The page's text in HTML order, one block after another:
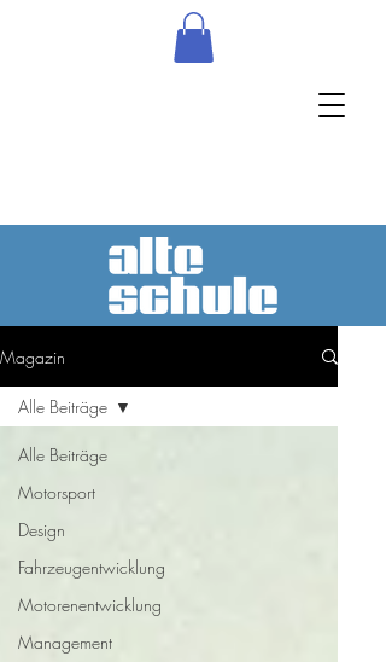
Magazin
Alle Beiträge
Motorsport
Design
Fahrzeugentwicklung
Motorenentwicklung
Management
Alle Beiträge